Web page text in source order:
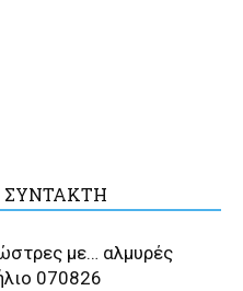
ΣΥΝΤΑΚΤΗ
με… αλμυρές
070826